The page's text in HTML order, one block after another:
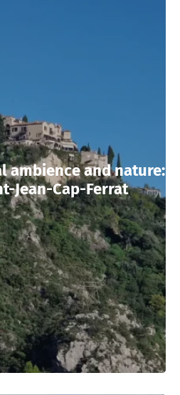
ambience and nature:
Jean-Cap-Ferrat